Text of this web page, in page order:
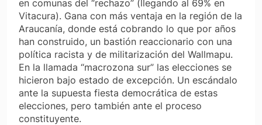
en comunas del “rechazo” (llegando al 69% en
Vitacura). Gana con más ventaja en la región de la
Araucanía, donde está cobrando lo que por años
han construido, un bastión reaccionario con una
política racista y de militarización del Wallmapu.
En la llamada “macrozona sur” las elecciones se
hicieron bajo estado de excepción. Un escándalo
ante la supuesta fiesta democrática de estas
elecciones, pero también ante el proceso
constituyente.